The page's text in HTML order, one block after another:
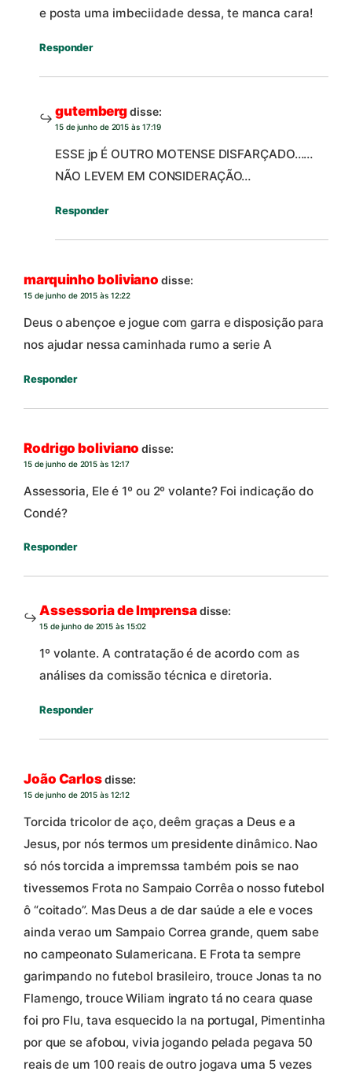
e posta uma imbeciidade dessa, te manca cara!
Responder
gutembergdisse:
15 de junho de 2015 às 17:19
ESSE jp É OUTRO MOTENSE DISFARÇADO……
NÃO LEVEM EM CONSIDERAÇÃO…
Responder
marquinho boliviano disse:
15 de junho de 2015 às 12:22
Deus o abençoe e jogue com garra e disposição para
nos ajudar nessa caminhada rumo a serie A
Responder
Rodrigo boliviano disse:
15 de junho de 2015 às 12:17
Assessoria, Ele é 1º ou 2º volante? Foi indicação do
Condé?
Responder
Assessoria de Imprensadisse:
15 de junho de 2015 às 15:02
1º volante. A contratação é de acordo com as
análises da comissão técnica e diretoria.
Responder
João Carlosdisse:
15 de junho de 2015 às 12:12
Torcida tricolor de aço, deêm graças a Deus e a
Jesus, por nós termos um presidente dinâmico. Nao
só nós torcida a impremssa também pois se nao
tivessemos Frota no Sampaio Corrêa o nosso futebol
ô “coitado”. Mas Deus a de dar saúde a ele e voces
ainda verao um Sampaio Correa grande, quem sabe
no campeonato Sulamericana. E Frota ta sempre
garimpando no futebol brasileiro, trouce Jonas ta no
Flamengo, trouce Wiliam ingrato tá no ceara quase
foi pro Flu, tava esquecido la na portugal, Pimentinha
por que se afobou, vivia jogando pelada pegava 50
reais de um 100 reais de outro jogava uma 5 vezes